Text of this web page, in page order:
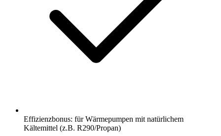
Effizienzbonus: für Wärmepumpen mit natürlichem
Kältemittel (z.B. R290/Propan)